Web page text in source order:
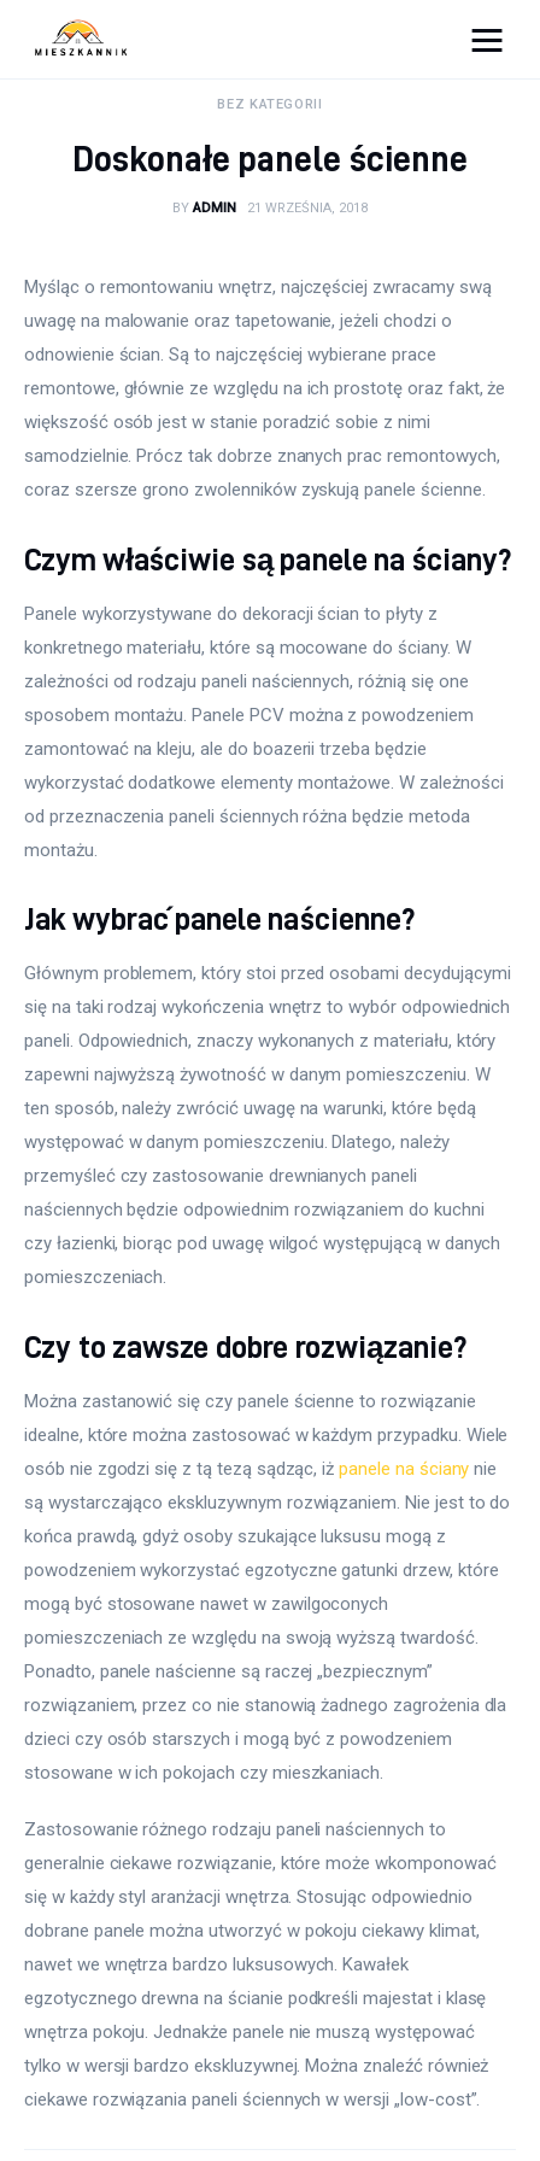
Sypialnia
Kuchnia
Salon
Ogród
Salon
BEZ KATEGORII
Doskonałe panele ścienne
BY ADMIN 21 WRZEŚNIA, 2018
Myśląc o remontowaniu wnętrz, najczęściej zwracamy swą
uwagę na malowanie oraz tapetowanie, jeżeli chodzi o
odnowienie ścian. Są to najczęściej wybierane prace
remontowe, głównie ze względu na ich prostotę oraz fakt, że
większość osób jest w stanie poradzić sobie z nimi
samodzielnie. Prócz tak dobrze znanych prac remontowych,
coraz szersze grono zwolenników zyskują panele ścienne.
Czym właściwie są panele na ściany?
Panele wykorzystywane do dekoracji ścian to płyty z
konkretnego materiału, które są mocowane do ściany. W
zależności od rodzaju paneli naściennych, różnią się one
sposobem montażu. Panele PCV można z powodzeniem
zamontować na kleju, ale do boazerii trzeba będzie
wykorzystać dodatkowe elementy montażowe. W zależności
od przeznaczenia paneli ściennych różna będzie metoda
montażu.
Jak wybrać panele naścienne?
Głównym problemem, który stoi przed osobami decydującymi
się na taki rodzaj wykończenia wnętrz to wybór odpowiednich
paneli. Odpowiednich, znaczy wykonanych z materiału, który
zapewni najwyższą żywotność w danym pomieszczeniu. W
ten sposób, należy zwrócić uwagę na warunki, które będą
występować w danym pomieszczeniu. Dlatego, należy
przemyśleć czy zastosowanie drewnianych paneli
naściennych będzie odpowiednim rozwiązaniem do kuchni
czy łazienki, biorąc pod uwagę wilgoć występującą w danych
pomieszczeniach.
Czy to zawsze dobre rozwiązanie?
Można zastanowić się czy panele ścienne to rozwiązanie
idealne, które można zastosować w każdym przypadku. Wiele
osób nie zgodzi się z tą tezą sądząc, iż panele na ściany nie
są wystarczająco ekskluzywnym rozwiązaniem. Nie jest to do
końca prawdą, gdyż osoby szukające luksusu mogą z
powodzeniem wykorzystać egzotyczne gatunki drzew, które
mogą być stosowane nawet w zawilgoconych
pomieszczeniach ze względu na swoją wyższą twardość.
Ponadto, panele naścienne są raczej „bezpiecznym”
rozwiązaniem, przez co nie stanowią żadnego zagrożenia dla
dzieci czy osób starszych i mogą być z powodzeniem
stosowane w ich pokojach czy mieszkaniach.
Zastosowanie różnego rodzaju paneli naściennych to
generalnie ciekawe rozwiązanie, które może wkomponować
się w każdy styl aranżacji wnętrza. Stosując odpowiednio
dobrane panele można utworzyć w pokoju ciekawy klimat,
nawet we wnętrza bardzo luksusowych. Kawałek
egzotycznego drewna na ścianie podkreśli majestat i klasę
wnętrza pokoju. Jednakże panele nie muszą występować
tylko w wersji bardzo ekskluzywnej. Można znaleźć również
ciekawe rozwiązania paneli ściennych w wersji „low-cost”.